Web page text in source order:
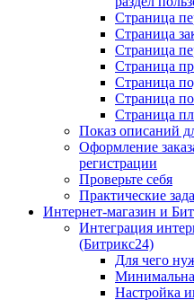
Страница
Страница
Страница
Страница
Страница
Страница
Страница
Показ описаний
Оформление
регистрации
Проверьте себя
Практические
Интернет-магазин и
Интеграция
(Битрикс24)
Для чего
Настройка